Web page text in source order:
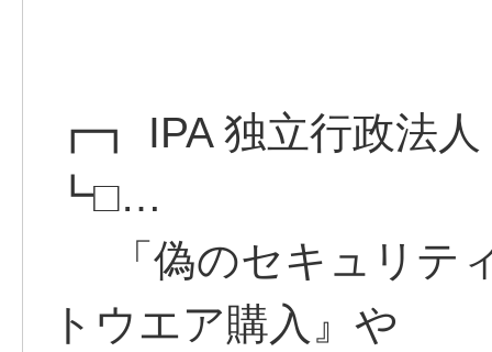
┏┓ IPA 独立行政法
┗□…
「偽のセキュリテ
トウエア購入』や